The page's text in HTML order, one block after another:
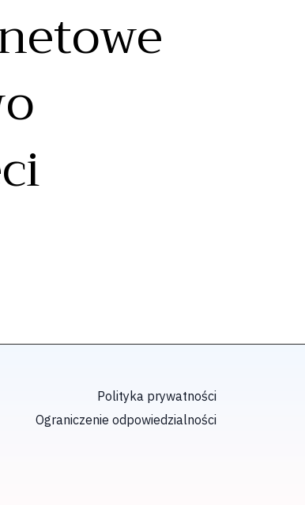
Polityka prywatności
Ograniczenie odpowiedzialności